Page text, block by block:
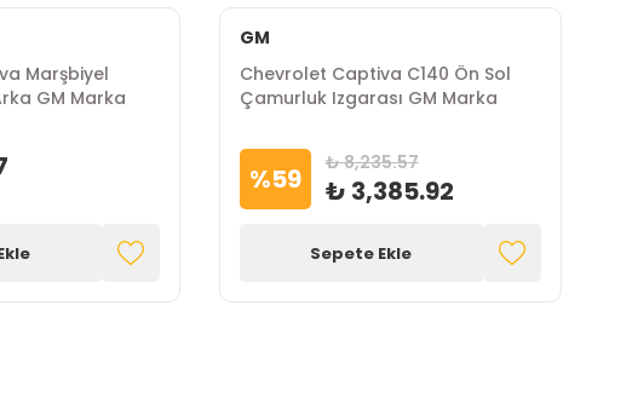
Marşbiyel
GM Marka
GM
Chevrolet Captiva C140 Ön Sol
Çamurluk Izgarası GM Marka
%59 ₺ 8,235.57
₺ 3,385.92
Sepete Ekle